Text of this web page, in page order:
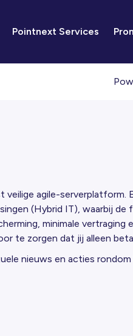
Pointnext Services
veilige agile-serverplatform.
(Hybrid IT), waarbij de
minimale vertraging
te zorgen dat jij alleen
nieuws en acties